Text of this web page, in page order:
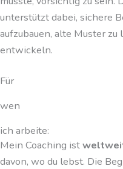
unterstützt dabei, sichere
aufzubauen, alte Muster
entwickeln.
Für
wen
ich arbeite:
Mein Coaching ist
davon, wo du lebst. Die